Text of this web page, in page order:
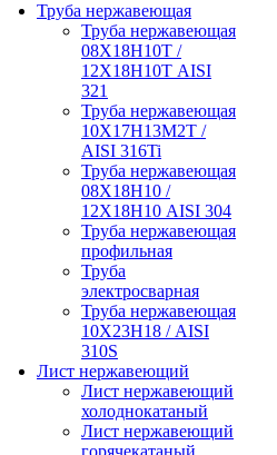
Труба нержавеющая
Труба нержавеющая
08Х18Н10Т /
12Х18Н10Т AISI
321
Труба нержавеющая
10Х17Н13М2Т /
AISI 316Ti
Труба нержавеющая
08Х18Н10 /
12Х18Н10 AISI 304
Труба нержавеющая
профильная
Труба
электросварная
Труба нержавеющая
10Х23Н18 / AISI
310S
Лист нержавеющий
Лист нержавеющий
холоднокатаный
Лист нержавеющий
горячекатаный